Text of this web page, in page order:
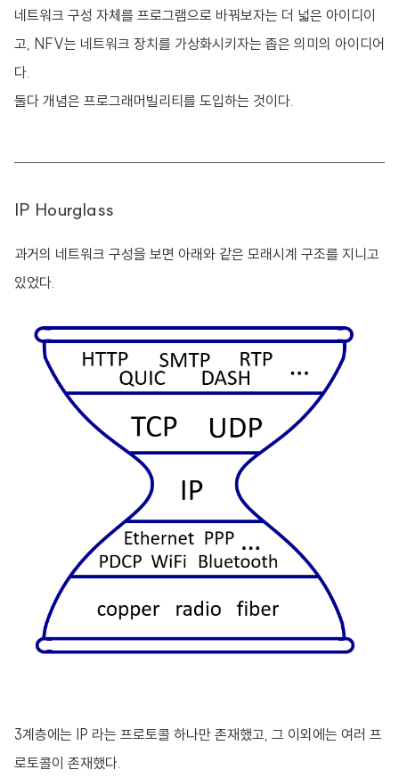
네트워크 구성 자체를 프로그램으로 바꿔보자는 더 넓은 아이디이
고, NFV는 네트워크 장치를 가상화시키자는 좁은 의미의 아이디어
다.
둘다 개념은 프로그래머빌리티를 도입하는 것이다.
IP Hourglass
과거의 네트워크 구성을 보면 아래와 같은 모래시계 구조를 지니고
있었다.
3계층에는 IP 라는 프로토콜 하나만 존재했고, 그 이외에는 여러 프
로토콜이 존재했다.